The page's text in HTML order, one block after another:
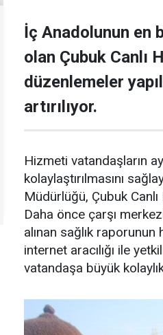
İç Anadolunun en
olan Çubuk Canlı
düzenlemeler
artırılıyor.
Hizmeti vatandaşların
kolaylaştırılmasını
Müdürlüğü, Çubuk Canlı
Daha önce çarşı
alınan sağlık
internet aracılığı ile
vatandaşa büyük